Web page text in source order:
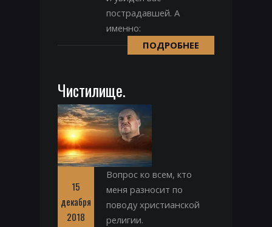
пострадавшей. А
именно:
ПОДРОБНЕЕ
Чистилище.
15
декабря
2018
Вопрос ко всем, кто
меня разносит по
поводу христианской
религии.